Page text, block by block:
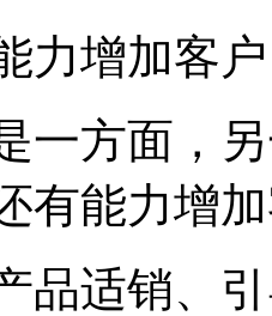
力增加客户
一方面，
有能力增
品适销、